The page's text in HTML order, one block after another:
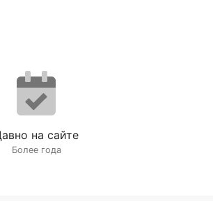
на сайте
Более года